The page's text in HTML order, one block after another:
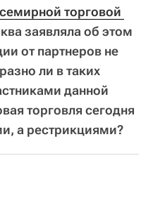
торговой
заявляла об этом
от партнеров не
ли в таких
данной
торговля сегодня
а рестрикциями?